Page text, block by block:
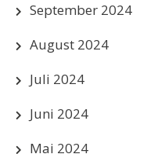
September 2024
August 2024
Juli 2024
Juni 2024
Mai 2024